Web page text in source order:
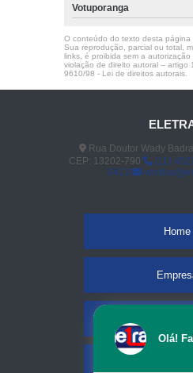
Votuporanga
O conteúdo do texto desta página
Sua reprodução, parcial ou total,
links, é proibida sem a autorização
violação de direito autoral – artigo
9610/98 - Lei de direitos autorais.
Rua Doutor Wady
CEP: 13202-790
(11)
0413
Home
Olá!